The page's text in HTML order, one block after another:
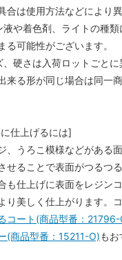
合は使用方法などにより異
や着色剤、ライトの種類
る可能性がございます。
硬さは入荷ロットごと
来る形が同じ場合は同一
仕上げるには]
、うろこ模様などがある
せることで表面がつるつ
も仕上げに表面をレジン
り美しく仕上がります。
コート(商品型番：21796-
(商品型番：15211-O)もお